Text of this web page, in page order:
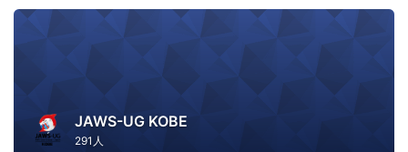
JAWS-UG KOBE
291人